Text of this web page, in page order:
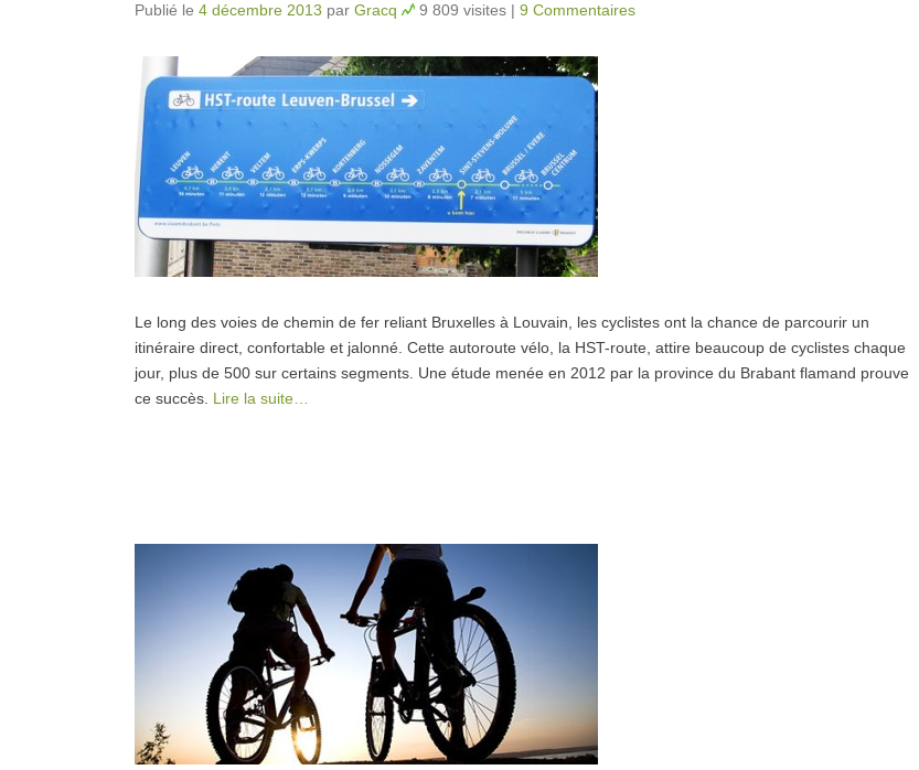
Publié le 4 décembre 2013 par Gracq 9 809 visites | 9 Commentaires
Le long des voies de chemin de fer reliant Bruxelles à Louvain, les cyclistes ont la chance de parcourir un
itinéraire direct, confortable et jalonné. Cette autoroute vélo, la HST-route, attire beaucoup de cyclistes chaque
jour, plus de 500 sur certains segments. Une étude menée en 2012 par la province du Brabant flamand prouve
ce succès. Lire la suite…